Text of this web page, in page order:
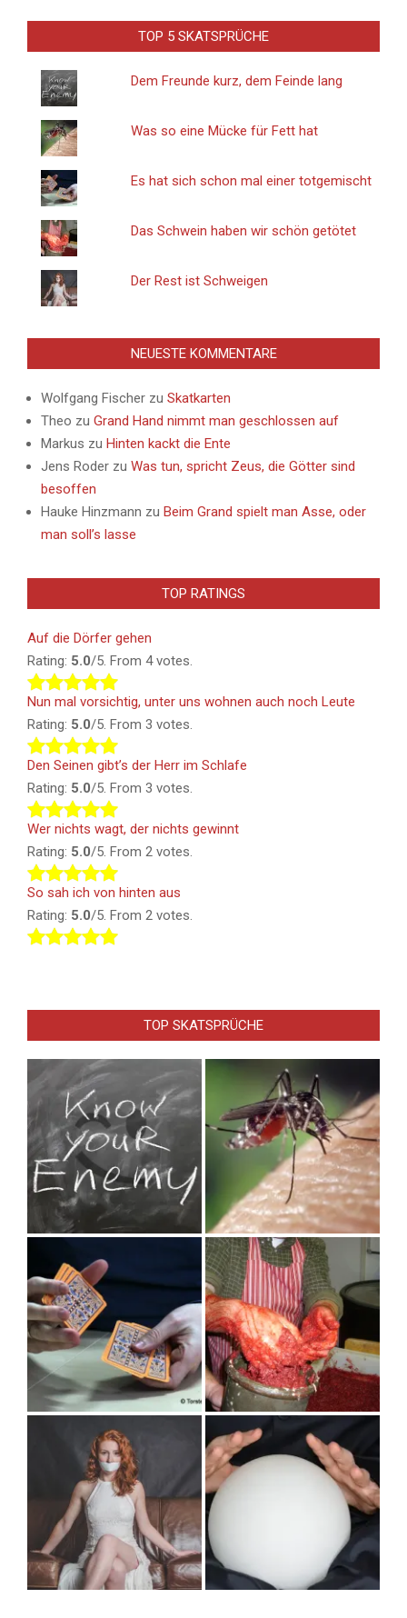
TOP 5 SKATSPRÜCHE
Dem Freunde kurz, dem Feinde lang
Was so eine Mücke für Fett hat
Es hat sich schon mal einer totgemischt
Das Schwein haben wir schön getötet
Der Rest ist Schweigen
NEUESTE KOMMENTARE
Wolfgang Fischer zu Skatkarten
Theo zu Grand Hand nimmt man geschlossen auf
Markus zu Hinten kackt die Ente
Jens Roder zu Was tun, spricht Zeus, die Götter sind
besoffen
Hauke Hinzmann zu Beim Grand spielt man Asse, oder
man soll’s lasse
TOP RATINGS
Auf die Dörfer gehen
Rating: 5.0/5. From 4 votes.
Nun mal vorsichtig, unter uns wohnen auch noch Leute
Rating: 5.0/5. From 3 votes.
Den Seinen gibt’s der Herr im Schlafe
Rating: 5.0/5. From 3 votes.
Wer nichts wagt, der nichts gewinnt
Rating: 5.0/5. From 2 votes.
So sah ich von hinten aus
Rating: 5.0/5. From 2 votes.
TOP SKATSPRÜCHE